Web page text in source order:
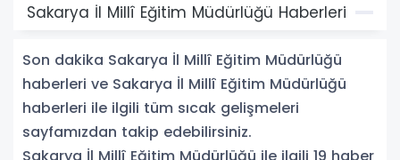
Sakarya İl Millî Eğitim Müdürlüğü Haberleri
Son dakika Sakarya İl Millî Eğitim Müdürlüğü
haberleri ve Sakarya İl Millî Eğitim Müdürlüğü
haberleri ile ilgili tüm sıcak gelişmeleri
sayfamızdan takip edebilirsiniz.
Sakarya İl Millî Eğitim Müdürlüğü ile ilgili 19 haber